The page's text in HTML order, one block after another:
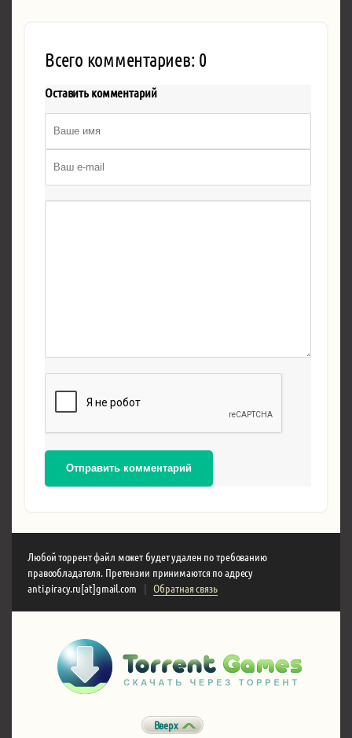
Всего комментариев: 0
Оставить комментарий
Отправить комментарий
Любой торрент файл может будет удален по требованию
правообладателя. Претензии принимаются по адресу
anti.piracy.ru[at]gmail.com
| Обратная связь
Вверх